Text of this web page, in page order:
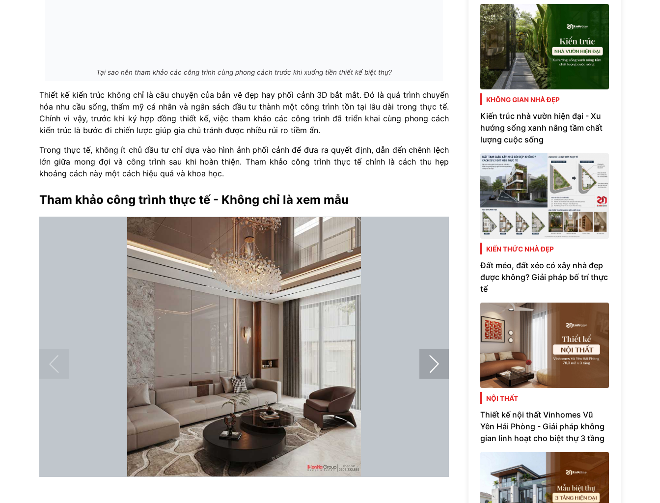
Tại sao nên tham khảo các công trình cùng phong cách trước khi xuống tiền thiết kế biệt thự?
Thiết kế kiến trúc không chỉ là câu chuyện của bản vẽ đẹp hay phối cảnh 3D bắt mắt. Đó là quá trình chuyển
hóa nhu cầu sống, thẩm mỹ cá nhân và ngân sách đầu tư thành một công trình tồn tại lâu dài trong thực tế.
Chính vì vậy, trước khi ký hợp đồng thiết kế, việc tham khảo các công trình đã triển khai cùng phong cách
kiến trúc là bước đi chiến lược giúp gia chủ tránh được nhiều rủi ro tiềm ẩn.
Trong thực tế, không ít chủ đầu tư chỉ dựa vào hình ảnh phối cảnh để đưa ra quyết định, dẫn đến chênh lệch
lớn giữa mong đợi và công trình sau khi hoàn thiện. Tham khảo công trình thực tế chính là cách thu hẹp
khoảng cách này một cách hiệu quả và khoa học.
Tham khảo công trình thực tế - Không chỉ là xem mẫu
KHÔNG GIAN NHÀ ĐẸP
Kiến trúc nhà vườn hiện đại - Xu
hướng sống xanh nâng tầm chất
lượng cuộc sống
KIẾN THỨC NHÀ ĐẸP
Đất méo, đất xéo có xây nhà đẹp
được không? Giải pháp bố trí thực
tế
NỘI THẤT
Thiết kế nội thất Vinhomes Vũ
Yên Hải Phòng - Giải pháp không
gian linh hoạt cho biệt thự 3 tầng